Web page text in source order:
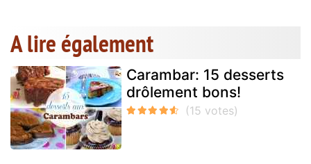
A lire également
Carambar: 15 desserts
drôlement bons!